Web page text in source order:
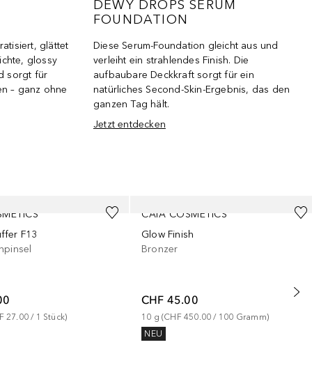
glättet
glossy
sorgt für
– ganz ohne
DEWY DROPS SERUM
FOUNDATION
Diese Serum-Foundation gleicht aus und
verleiht ein strahlendes Finish. Die
aufbaubare Deckkraft sorgt für ein
natürliches Second-Skin-Ergebnis, das den
ganzen Tag hält.
Jetzt entdecken
F13
27.00 / 1 Stück)
CAIA COSMETICS
Glow Finish
Bronzer
CHF 45.00
10 g (CHF 450.00 / 100 Gramm)
NEU